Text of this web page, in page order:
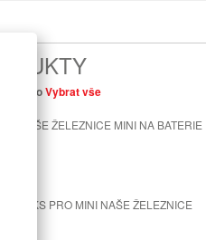
neboVybrat vše
NAŠE ŽELEZNICE MINI NA BATERIE
- 4 KS PRO MINI NAŠE ŽELEZNICE